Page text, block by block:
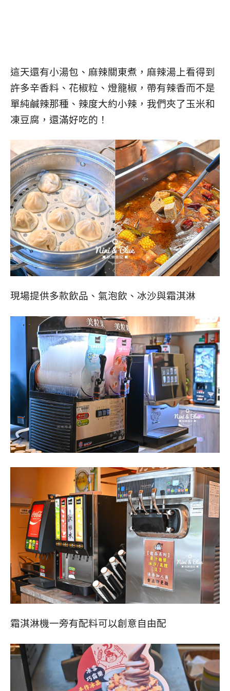
這天還有小湯包、麻辣關東煮，麻辣湯上看得到
許多辛香料、花椒粒、燈籠椒，帶有辣香而不是
單純鹹辣那種、辣度大約小辣，我們夾了玉米和
凍豆腐，還滿好吃的！
現場提供多款飲品、氣泡飲、冰沙與霜淇淋
霜淇淋機一旁有配料可以創意自由配